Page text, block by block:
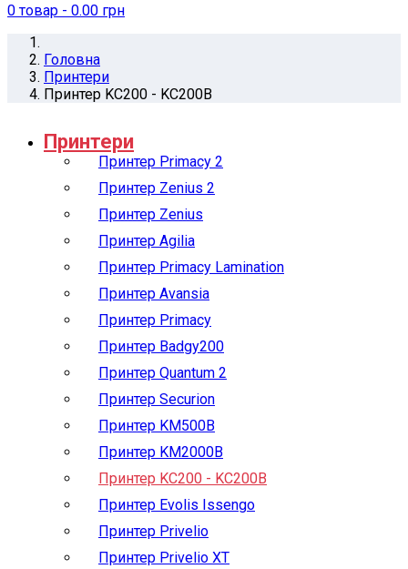
0 товар - 0.00 грн
Головна
Принтери
Принтер KC200 - KC200B
Принтери
Принтер Primacy 2
Принтер Zenius 2
Принтер Zenius
Принтер Agilia
Принтер Primacy Lamination
Принтер Avansia
Принтер Primacy
Принтер Badgy200
Принтер Quantum 2
Принтер Securion
Принтер KM500B
Принтер KM2000B
Принтер KC200 - KC200B
Принтер Evolis Issengo
Принтер Privelio
Принтер Privelio XT